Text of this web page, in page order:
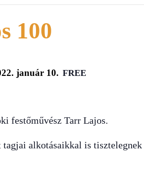
100
január 10. FREE
festőművész Tarr Lajos.
alkotásaikkal is